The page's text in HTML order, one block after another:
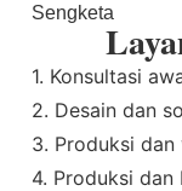
Sengketa
1. Konsultasi
2. Desain dan
3. Produksi
4. Produksi dan